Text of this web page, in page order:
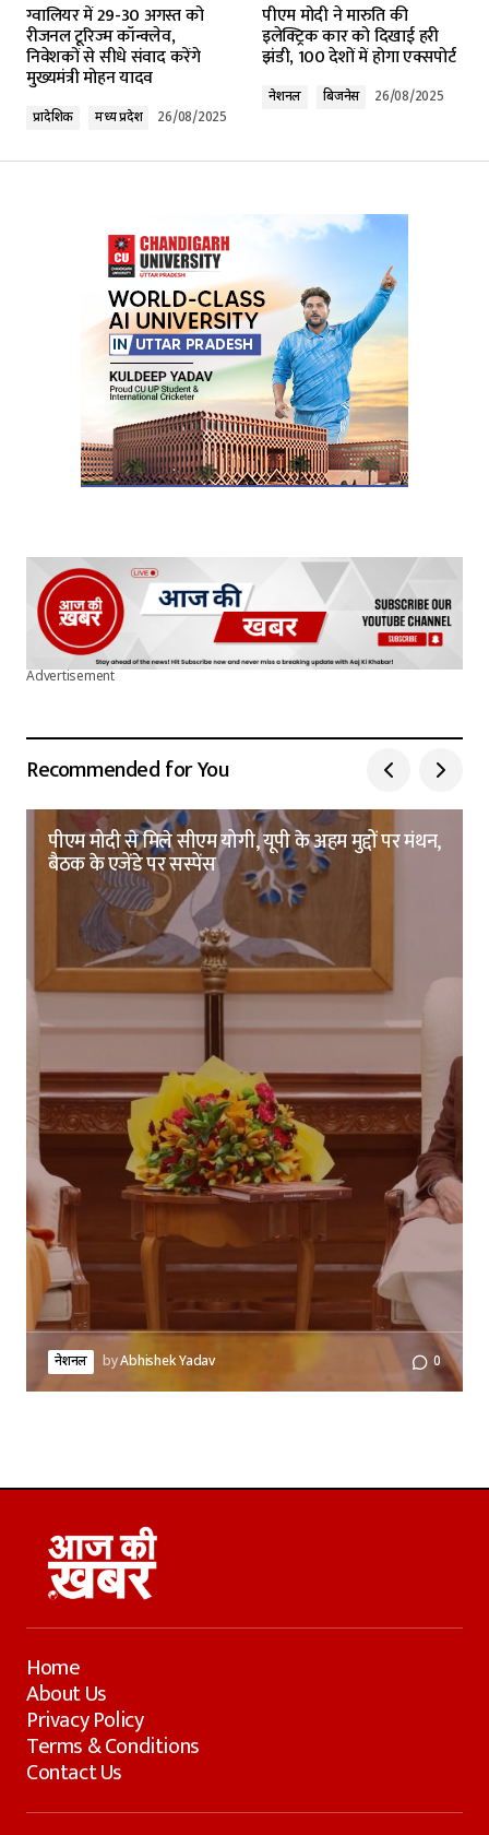
Required fields are marked*
Comment*
Your E-mail*
Submit Comment
ग्वालियर में 29-30 अगस्त को
रीजनल टूरिज्म कॉन्क्लेव,
निवेशकों से सीधे संवाद करेंगे
मुख्यमंत्री मोहन यादव
प्रादेशिक मध्य प्रदेश 26/08/2025
पीएम मोदी ने मारुति की
इलेक्ट्रिक कार को दिखाई हरी
झंडी, 100 देशों में होगा एक्सपोर्ट
नेशनल बिजनेस 26/08/2025
Advertisement
Recommended for You
पीएम मोदी से मिले सीएम योगी, यूपी के अहम मुद्दों पर मंथन,
बैठक के एजेंडे पर सस्पेंस
नेशनल byAbhishek Yadav 0
Home
About Us
Privacy Policy
Terms & Conditions
Contact Us